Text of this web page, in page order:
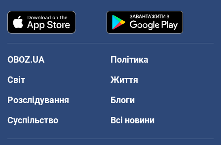
OBOZ.UA
Політика
Світ
Життя
Розслідування
Блоги
Суспільство
Всі новини